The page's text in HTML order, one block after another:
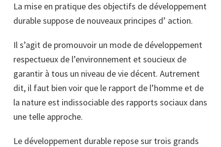
La mise en pratique des objectifs de développement
durable suppose de nouveaux principes d’ action.
Il s’agit de promouvoir un mode de développement
respectueux de l’environnement et soucieux de
garantir à tous un niveau de vie décent. Autrement
dit, il faut bien voir que le rapport de l’homme et de
la nature est indissociable des rapports sociaux dans
une telle approche.
Le développement durable repose sur trois grands